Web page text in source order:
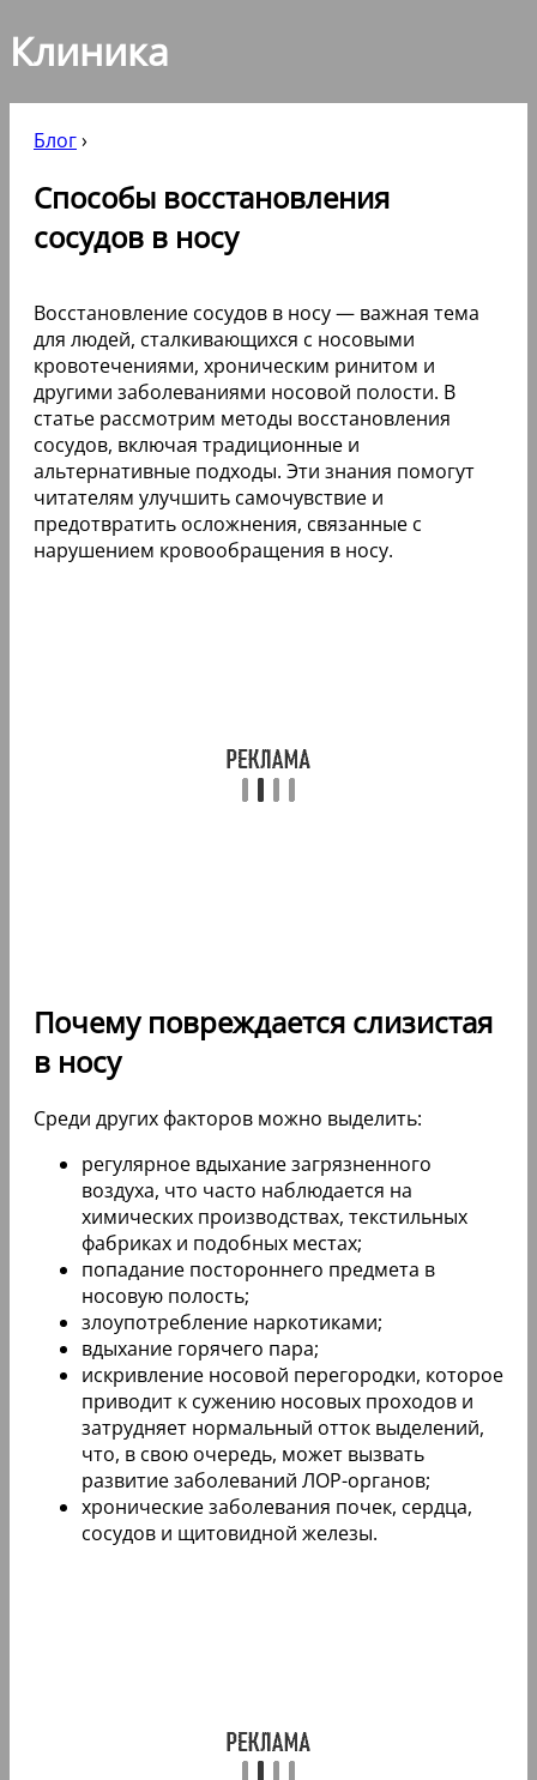
Клиника
Блог›
Способы восстановления
сосудов в носу
Восстановление сосудов в носу — важная тема
для людей, сталкивающихся с носовыми
кровотечениями, хроническим ринитом и
другими заболеваниями носовой полости. В
статье рассмотрим методы восстановления
сосудов, включая традиционные и
альтернативные подходы. Эти знания помогут
читателям улучшить самочувствие и
предотвратить осложнения, связанные с
нарушением кровообращения в носу.
Почему повреждается слизистая
в носу
Среди других факторов можно выделить:
регулярное вдыхание загрязненного
воздуха, что часто наблюдается на
химических производствах, текстильных
фабриках и подобных местах;
попадание постороннего предмета в
носовую полость;
злоупотребление наркотиками;
вдыхание горячего пара;
искривление носовой перегородки, которое
приводит к сужению носовых проходов и
затрудняет нормальный отток выделений,
что, в свою очередь, может вызвать
развитие заболеваний ЛОР-органов;
хронические заболевания почек, сердца,
сосудов и щитовидной железы.